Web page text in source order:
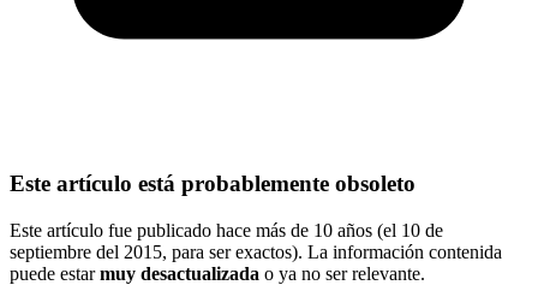
Este artículo está probablemente obsoleto
Este artículo fue publicado hace más de 10 años (el 10 de
septiembre del 2015, para ser exactos). La información contenida
puede estarmuy desactualizada o ya no ser relevante.